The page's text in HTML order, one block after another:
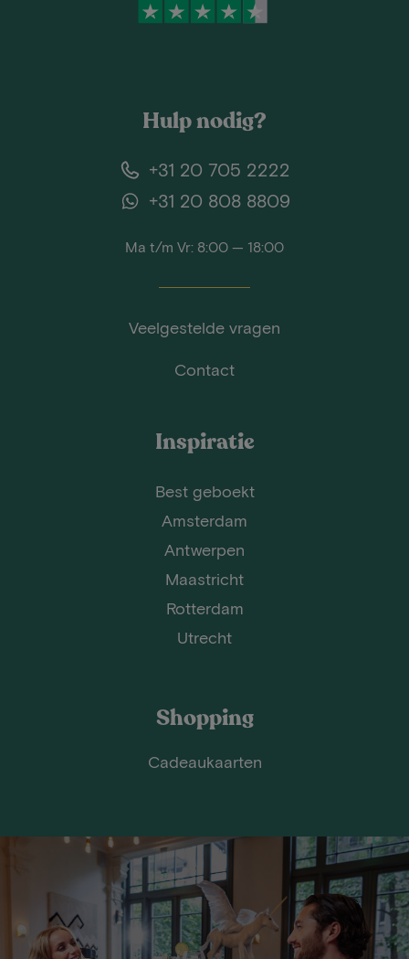
Hulp nodig?
+31 20 705 2222
+31 20 808 8809
Ma t/m Vr: 8:00 — 18:00
Veelgestelde vragen
Contact
Inspiratie
Best geboekt
Amsterdam
Antwerpen
Maastricht
Rotterdam
Utrecht
Shopping
Cadeaukaarten